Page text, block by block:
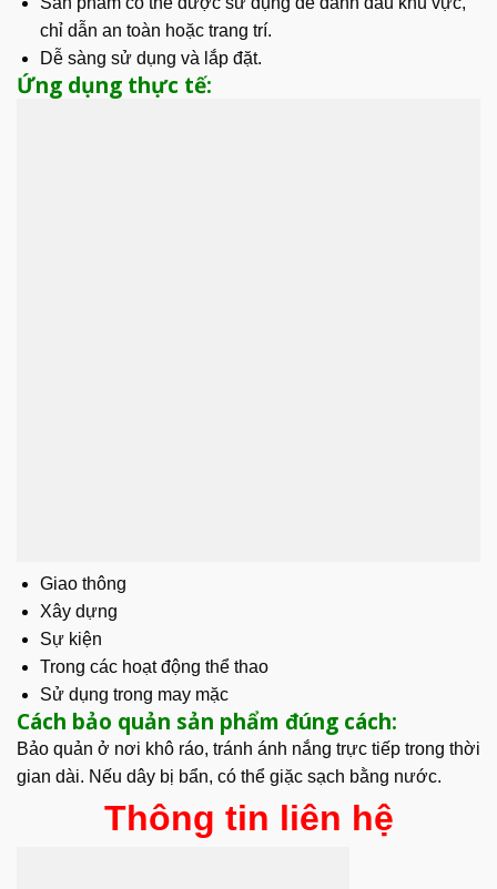
chỉ dẫn an toàn hoặc trang trí.
Dễ sàng sử dụng và lắp đặt.
Ứng dụng thực tế:
Giao thông
Xây dựng
Sự kiện
Trong các hoạt động thể thao
Sử dụng trong may mặc
Cách bảo quản sản phẩm đúng cách:
Bảo quản ở nơi khô ráo, tránh ánh nắng trực tiếp trong thời
gian dài. Nếu dây bị bẩn, có thể giặc sạch bằng nước.
Thông tin liên hệ